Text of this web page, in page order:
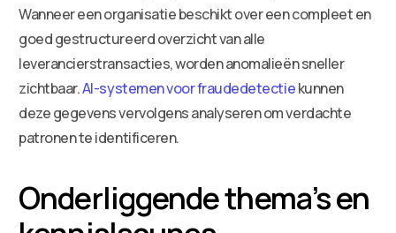
Wanneer een organisatie beschikt over een compleet en
goed gestructureerd overzicht van alle
leverancierstransacties, worden anomalieën sneller
zichtbaar.AI-systemen voor fraudedetectiekunnen
deze gegevens vervolgens analyseren om verdachte
patronen te identificeren.
Onderliggende thema’s en